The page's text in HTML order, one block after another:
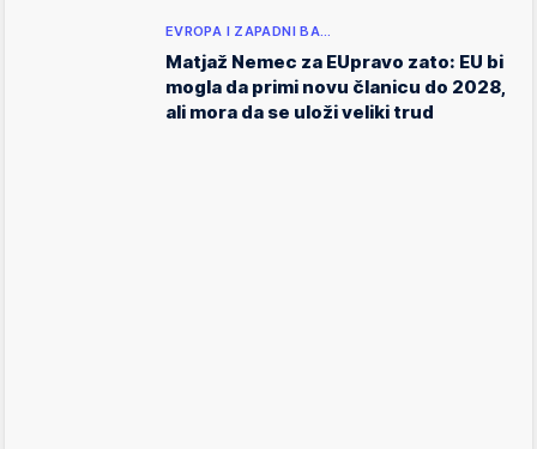
EVROPA I ZAPADNI BA…
Matjaž Nemec za EUpravo zato: EU bi
mogla da primi novu članicu do 2028,
ali mora da se uloži veliki trud